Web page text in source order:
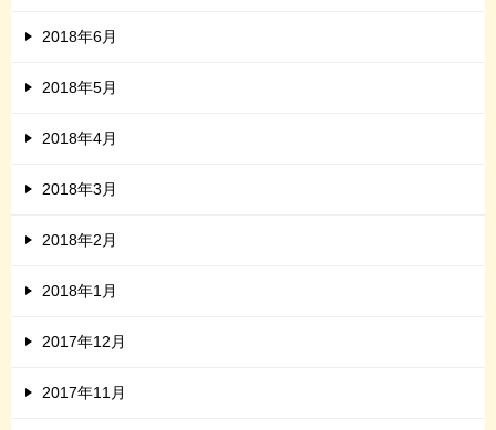
2018年6月
2018年5月
2018年4月
2018年3月
2018年2月
2018年1月
2017年12月
2017年11月